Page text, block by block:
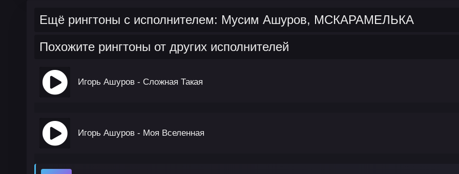
Ещё рингтоны с исполнителем: Мусим Ашуров, МСКАРАМЕЛЬКА
Похожите рингтоны от других исполнителей
Игорь Ашуров - Сложная Такая
Игорь Ашуров - Моя Вселенная